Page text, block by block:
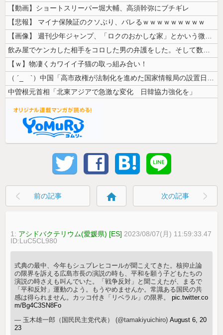
【動画】ショートスリーパー堀大輔、高須幹弥にブチギレ
【悲報】 マイナ保険証のクソぶり、バレるｗｗｗｗｗｗｗｗｗ
【画像】 週刊少年ジャンプ、「ロクのおかしな家」とかいう微妙な漫画を巻...
飲み屋でケンカした相手をコロした男の弁護をした。そして数年後、因果応報...
【ｗ】物凄くカワイイ子猫の取っ組み合い！
（ ´_ゝ`）中国「高市政権が法制化を進めた国家情報局の設置日が7月3...
中曽根元首相「北東アジアで急激な変化 日韓協力強化を」
前の記事 home 次の記事
1: アシドバクテリウム(愛媛県) [ES] 2023/08/07(月) 11:59:33.47
ID:LuC5CL980
式典の最中、今年もシュプレヒコールが聞こえてきた。核抑止論
の限界を訴える広島市長の演説の時も、平和を願う子どもたちの
演説の時さえも叫んでいた。「戦争反対」と聞こえたが、まるで
「平和反対」運動のよう。もうやめませんか。常識ある国民の共
感は得られません。カッコ付き「リベラル」の限界。pic.twitter.co
m/Bg4C3SN8Fo
— 玉木雄一郎（国民民主党代表） (@tamakiyuichiro)August 6, 20
23